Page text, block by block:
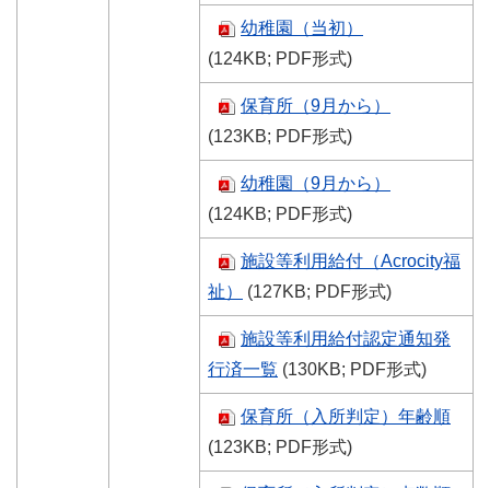
幼稚園（当初）
(124KB; PDF形式)
保育所（9月から）
(123KB; PDF形式)
幼稚園（9月から）
(124KB; PDF形式)
施設等利用給付（Acrocity福
祉）
(127KB; PDF形式)
施設等利用給付認定通知発
行済一覧 (130KB; PDF形式)
保育所（入所判定）年齢順
(123KB; PDF形式)